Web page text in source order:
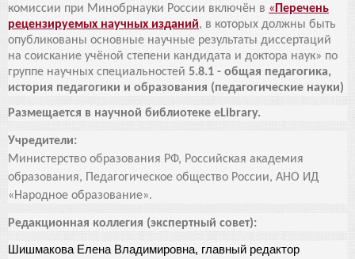
комиссии при Минобрнауки России включён в « Перечень
рецензируемых научных изданий, в которых должны быть
опубликованы основные научные результаты диссертаций
на соискание учёной степени кандидата и доктора наук» по
группе научных специальностей 5.8.1 - общая педагогика,
история педагогики и образования (педагогические науки)
Размещается в научной библиотеке eLibrary.
Учредители:
Министерство образования РФ, Российская академия
образования, Педагогическое общество России, АНО ИД
«Народное образование».
Редакционная коллегия (экспертный совет):
Шишмакова Елена Владимировна, главный редактор